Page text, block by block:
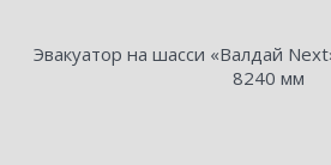
Эвакуатор на шасси «Валдай
8240 мм